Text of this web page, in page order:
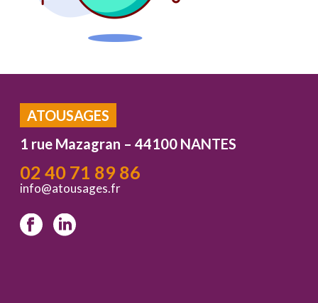
ATOUSAGES
1 rue Mazagran – 44100 NANTES
02 40 71 89 86
info@atousages.fr